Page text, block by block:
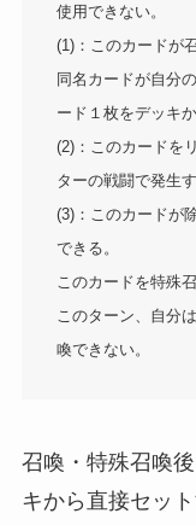
使用できない。
(1)：このカードが
同名カードが自分
ード１枚をデッキ
(2)：このカードを
ターの戦闘で発生
(3)：このカードが
できる。
このカードを特殊召
このターン、自分
喚できない。
召喚・特殊召喚
キから直接セッ